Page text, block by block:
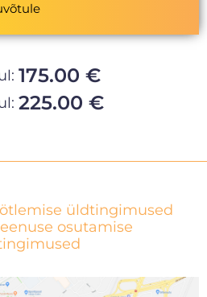
175.00 €
225.00 €
üldtingimused
osutamise